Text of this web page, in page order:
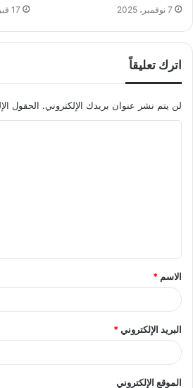
7 نوفمبر، 2025 17 فبراير، 2026
اترك تعليقاً
لن يتم نشر عنوان بريدك الإلكتروني. الحقول
ق
*
الاسم *
البريد الإلكتروني*
الموقع الإلكتروني